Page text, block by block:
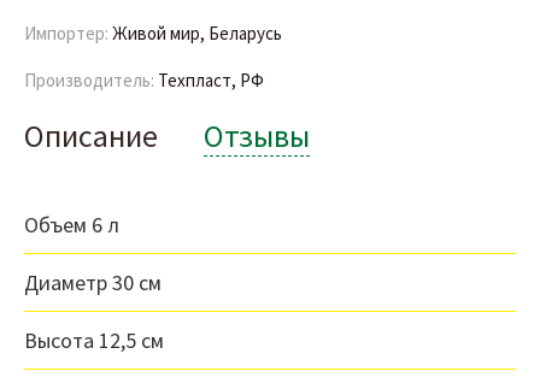
Импортер: Живой мир, Беларусь
Производитель: Техпласт, РФ
Описание Отзывы
Объем 6 л
Диаметр 30 см
Высота 12,5 см